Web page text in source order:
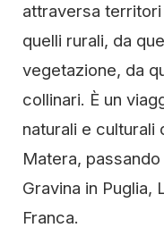
attraversa
quelli rurali, da
vegetazione, da
collinari. È un
naturali e culturali
Matera,
Gravina in Puglia,
Franca.